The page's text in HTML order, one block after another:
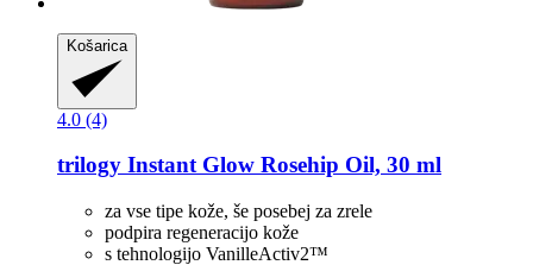
Košarica
4.0 (4)
trilogy Instant Glow Rosehip Oil, 30 ml
za vse tipe kože, še posebej za zrele
podpira regeneracijo kože
s tehnologijo VanilleActiv2™